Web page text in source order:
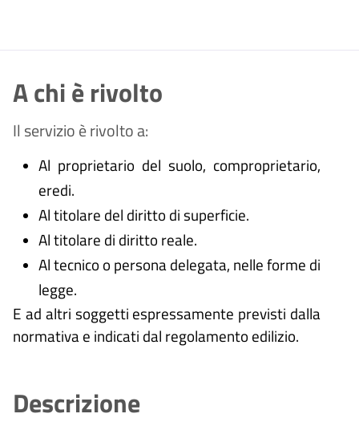
A chi è rivolto
Il servizio è rivolto a:
Al proprietario del suolo, comproprietario,
eredi.
Al titolare del diritto di superficie.
Al titolare di diritto reale.
Al tecnico o persona delegata, nelle forme di
legge.
E ad altri soggetti espressamente previsti dalla
normativa e indicati dal regolamento edilizio.
Descrizione